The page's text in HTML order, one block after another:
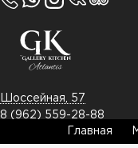
Главная
Шоссейная, 57
8 (962) 559-28-88